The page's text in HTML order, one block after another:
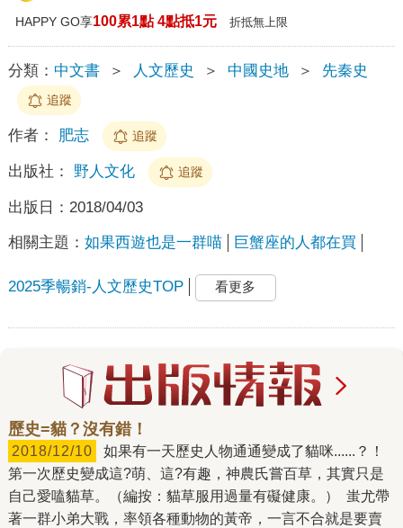
HAPPY GO享100累1點 4點抵1元 折抵無上限
分類： 中文書 ＞ 人文歷史 ＞ 中國史地 ＞ 先秦史
追蹤
作者： 肥志 追蹤
出版社： 野人文化 追蹤
出版日： 2018/04/03
相關主題： 如果西遊也是一群喵 巨蟹座的人都在買
2025季暢銷-人文歷史TOP 看更多
歷史=貓？沒有錯！
2018/12/10
第一次歷史變成這?萌、這?有趣，神農氏嘗百草，其實只是
自己愛嗑貓草。（編按：貓草服用過量有礙健康。） 蚩尤帶
著一群小弟大戰，率領各種動物的黃帝，一言不合就是要賣